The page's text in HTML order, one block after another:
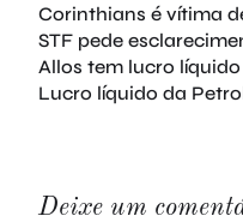
Corinthians é vítima
STF pede
Allos tem lucro líquido
Lucro líquido da
Deixe um